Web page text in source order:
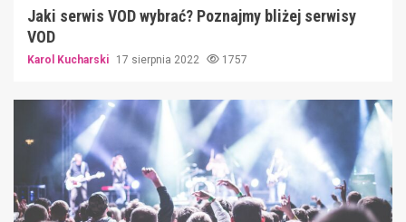
Jaki serwis VOD wybrać? Poznajmy bliżej serwisy
VOD
Karol Kucharski 17 sierpnia 2022 1757